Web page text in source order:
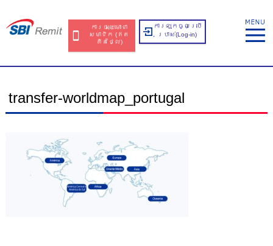
ការចុះឈ្មោះជា
សមាជិក​​ (ឥត​
គិត​ថ្លៃ​)
ការឡុកចូលប្រើ
ប្រាស់​(Log-in)
transfer-worldmap_portugal